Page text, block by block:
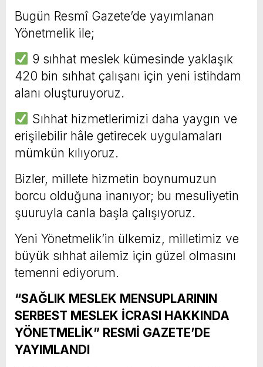
Bugün Resmî Gazete’de yayımlanan
Yönetmelik ile;
9 sıhhat meslek kümesinde yaklaşık
420 bin sıhhat çalışanı için yeni istihdam
alanı oluşturuyoruz.
Sıhhat hizmetlerimizi daha yaygın ve
erişilebilir hâle getirecek uygulamaları
mümkün kılıyoruz.
Bizler, millete hizmetin boynumuzun
borcu olduğuna inanıyor; bu mesuliyetin
şuuruyla canla başla çalışıyoruz.
Yeni Yönetmelik’in ülkemiz, milletimiz ve
büyük sıhhat ailemiz için güzel olmasını
temenni ediyorum.
“SAĞLIK MESLEK MENSUPLARININ
SERBEST MESLEK İCRASI HAKKINDA
YÖNETMELİK” RESMİ GAZETE’DE
YAYIMLANDI